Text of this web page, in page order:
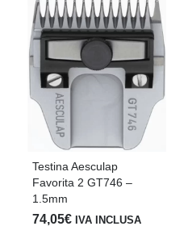
Testina Aesculap
Favorita 2 GT746 –
1.5mm
74,05€ IVA INCLUSA